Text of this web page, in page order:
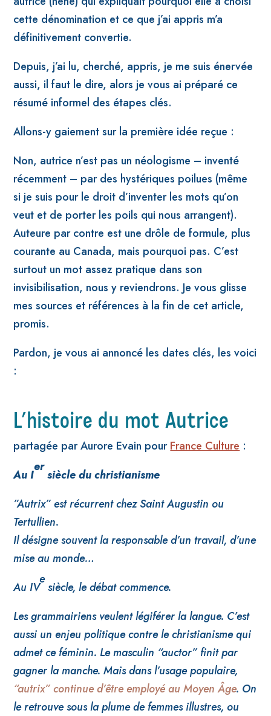
cette dénomination et ce que j’ai appris m’a
définitivement convertie.
Depuis, j’ai lu, cherché, appris, je me suis énervée
aussi, il faut le dire, alors je vous ai préparé ce
résumé informel des étapes clés.
Allons-y gaiement sur la première idée reçue :
Non, autrice n’est pas un néologisme – inventé
récemment – par des hystériques poilues (même
si je suis pour le droit d’inventer les mots qu’on
veut et de porter les poils qui nous arrangent).
Auteure par contre est une drôle de formule, plus
courante au Canada, mais pourquoi pas. C’est
surtout un mot assez pratique dans son
invisibilisation, nous y reviendrons. Je vous glisse
mes sources et références à la fin de cet article,
promis.
Pardon, je vous ai annoncé les dates clés, les voici
:
L’histoire du mot Autrice
partagée par Aurore Evain pourFrance Culture :
Au I
er
siècle du christianisme
”Autrix” est récurrent chez Saint Augustin ou
Tertullien.
Il désigne souvent la responsable d’un travail, d’une
mise au monde…
Au IV
e
siècle, le débat commence.
Les grammairiens veulent légiférer la langue. C’est
aussi un enjeu politique contre le christianisme qui
admet ce féminin. Le masculin “auctor” finit par
gagner la manche. Mais dans l’usage populaire,
“autrix” continue d’être employé au Moyen Âge. On
le retrouve sous la plume de femmes illustres, ou